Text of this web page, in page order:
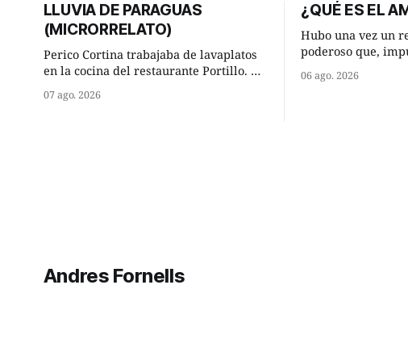
LLUVIA DE PARAGUAS
(MICRORRELATO)
Perico Cortina trabajaba de lavaplatos
en la cocina del restaurante Portillo. De
lugar de trabajo y viceversa le
07 ago. 2026
¿QUÉ ES EL
Hubo una vez un
poderoso que,
hizo una
06 ago. 2026
Andres Fornells